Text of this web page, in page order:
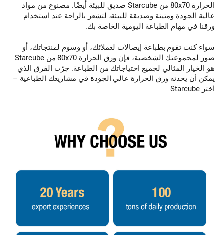
الحرارة 80x70 من Starcube صديق للبيئة أيضًا. مصنوع من مواد
عالية الجودة ومتينة وصديقة للبيئة، لتشعر بالراحة عند استخدام
ورقنا في مهام الطباعة اليومية الخاصة بك.
سواء كنت تقوم بطباعة إيصالات لعملائك، أو وسوم لمنتجاتك، أو
صور لمجموعتك الشخصية، فإن ورق الحرارة 80x70 من Starcube
هو الخيار المثالي لجميع احتياجاتك من الطباعة. جرّب الفرق الذي
يمكن أن يحدثه ورق الحرارة عالي الجودة في مشاريعك الطباعية –
اختر Starcube